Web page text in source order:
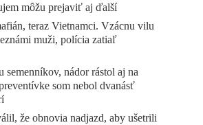
môžu prejaviť aj ďalší
teraz Vietnamci. Vzácnu vilu
muži, polícia zatiaľ
semenníkov, nádor rástol aj na
som nebol dvanásť
že obnovia nadjazd, aby ušetrili